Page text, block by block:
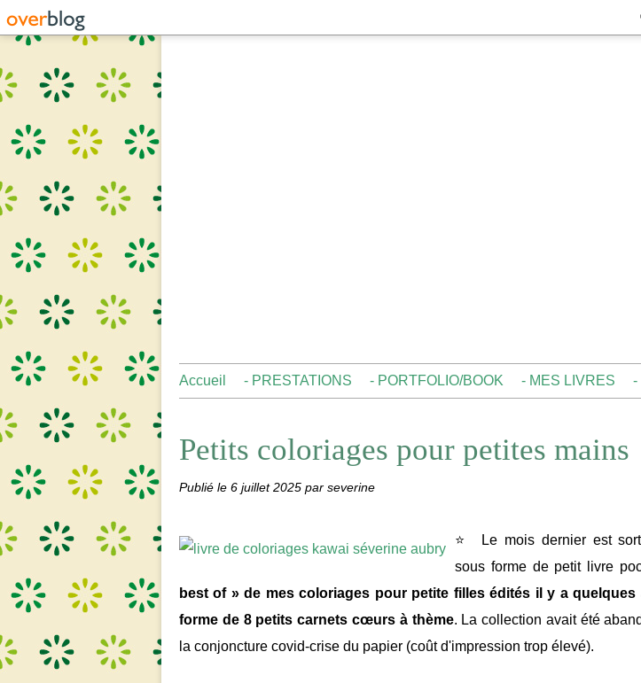
Accueil - PRESTATIONS - PORTFOLIO/BOOK - MES LIVRES -
Petits coloriages pour petites mains
Publié le 6 juillet 2025 par severine
⭐ Le mois dernier est
sous forme de petit livre
best of » de mes coloriages pour petite filles édités il y a quelques
forme de 8 petits carnets cœurs à thème. La collection avait été
la conjoncture covid-crise du papier (coût d'impression trop élevé).